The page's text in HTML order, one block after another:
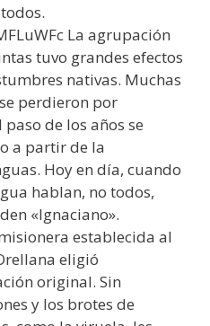
La agrupación
tuvo grandes efectos
nativas. Muchas
perdieron por
de los años se
a partir de la
Hoy en día, cuando
hablan, no todos,
«Ignaciano».
establecida al
eligió
original. Sin
y los brotes de